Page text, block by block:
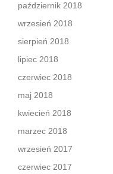
październik 2018
wrzesień 2018
sierpień 2018
lipiec 2018
czerwiec 2018
maj 2018
kwiecień 2018
marzec 2018
wrzesień 2017
czerwiec 2017